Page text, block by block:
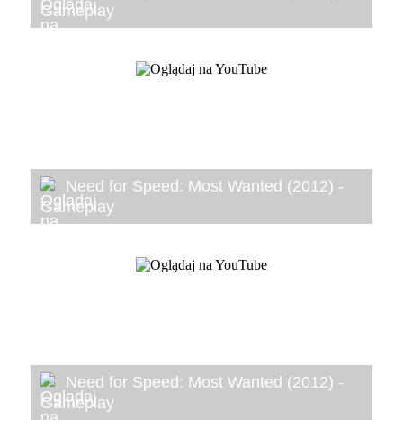
Gameplay
Need for Speed: Most Wanted (2012) -
Gameplay
Need for Speed: Most Wanted (2012) -
Gameplay